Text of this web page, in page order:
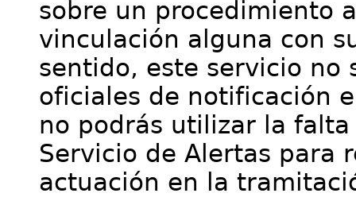
sobre un procedimiento
vinculación alguna con
sentido, este servicio no
oficiales de notificación
no podrás utilizar la
Servicio de Alertas para
actuación en la